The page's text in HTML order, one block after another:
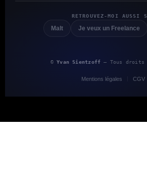
RETROUVEZ-MOI AUSSI
Malt Je veux un Freelance
©Yvan Sientzoff — Tous droits
Mentions légales CGV